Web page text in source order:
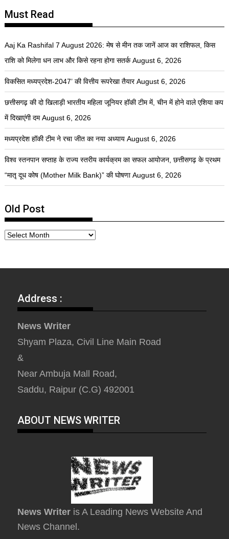
Must Read
Aaj Ka Rashifal 7 August 2026: मेष से मीन तक जानें आज का राशिफल, किस
राशि को मिलेगा धन लाभ और किसे रहना होगा सतर्क August 6, 2026
विकसित मध्यप्रदेश-2047’ की वित्तीय रूपरेखा तैयार August 6, 2026
छत्तीसगढ़ की दो खिलाड़ी भारतीय महिला जूनियर हॉकी टीम में, चीन में होने वाले एशिया कप
में दिखाएंगी दम August 6, 2026
मध्यप्रदेश हॉकी टीम ने रचा जीत का नया अध्याय August 6, 2026
विश्व स्तनपान सप्ताह के राज्य स्तरीय कार्यक्रम का सफल आयोजन, छत्तीसगढ़ के प्रथम
“मातृ दूध कोष (Mother Milk Bank)” की घोषणा August 6, 2026
Old Post
Address :
News Writer
Shyam Plaza, Civil Line Main Road
&
Near Ambuja Mall Road,
Saddu, Raipur (C.G) 492001
ABOUT NEWS WRITER
News Writer is A Leading News Website And
News Channel.